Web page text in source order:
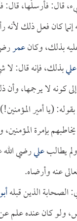
قال: فأرسلْها،
إنما كان فعل ذلك
بذلك، وكانعمر
عليبذلك، فإنه قال:
كونه لا يرجمها،
بقوله: (يا أمير
يخاطبهم بإمرة
يطالبعليرضي
عنه وأرضاه.
الصحابة الذين قبله
ولو كان عنده علم عن